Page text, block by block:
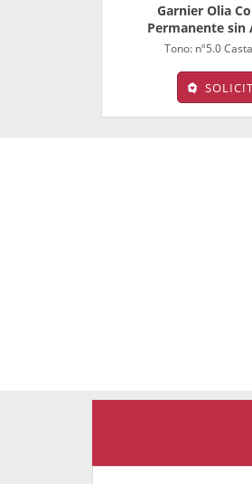
Garnier Olia
Permanente sin
Tono: nº5.0